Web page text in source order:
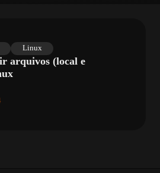
Linux
arquivos (local e